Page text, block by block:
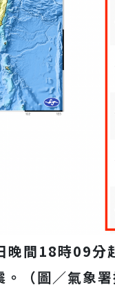
間18時09分
。（圖／氣象署